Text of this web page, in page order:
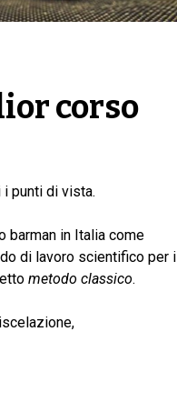
corso
punti di vista.
barman in Italia come
di lavoro scientifico per i
metodo classico.